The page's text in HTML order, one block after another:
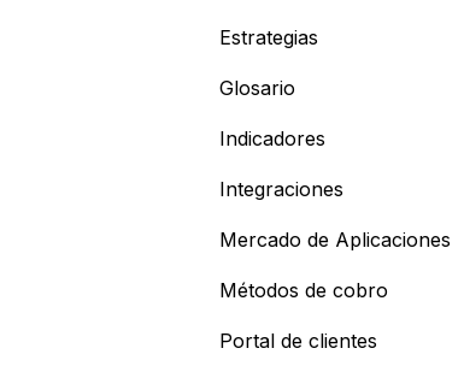
Estrategias
Glosario
Indicadores
Integraciones
Mercado de Aplicaciones
Métodos de cobro
Portal de clientes